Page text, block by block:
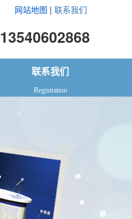
网站地图 | 联系我们
13540602868
联系我们
Registration